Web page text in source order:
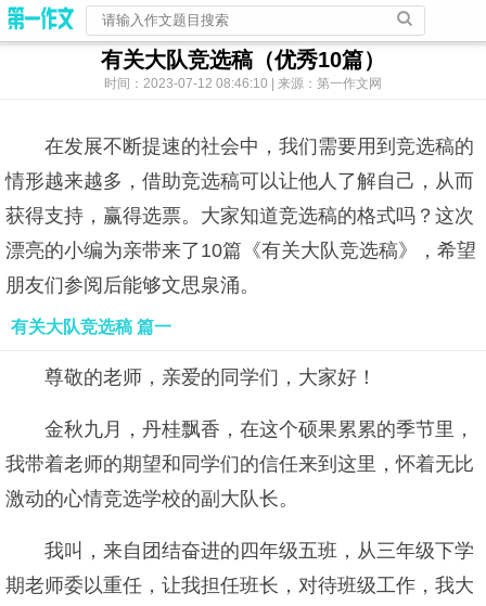
有关大队竞选稿（优秀10篇）
时间：2023-07-12 08:46:10 | 来源：第一作文网
在发展不断提速的社会中，我们需要用到竞选稿的
情形越来越多，借助竞选稿可以让他人了解自己，从而
获得支持，赢得选票。大家知道竞选稿的格式吗？这次
漂亮的小编为亲带来了10篇《有关大队竞选稿》，希望
朋友们参阅后能够文思泉涌。
有关大队竞选稿 篇一
尊敬的老师，亲爱的同学们，大家好！
金秋九月，丹桂飘香，在这个硕果累累的季节里，
我带着老师的期望和同学们的信任来到这里，怀着无比
激动的心情竞选学校的副大队长。
我叫，来自团结奋进的四年级五班，从三年级下学
期老师委以重任，让我担任班长，对待班级工作，我大